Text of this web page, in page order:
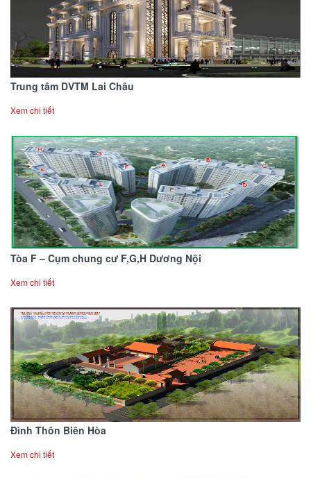
Trung tâm DVTM Lai Châu
Xem chi tiết
Tòa F – Cụm chung cư F,G,H Dương Nội
Xem chi tiết
Đình Thôn Biên Hòa
Xem chi tiết